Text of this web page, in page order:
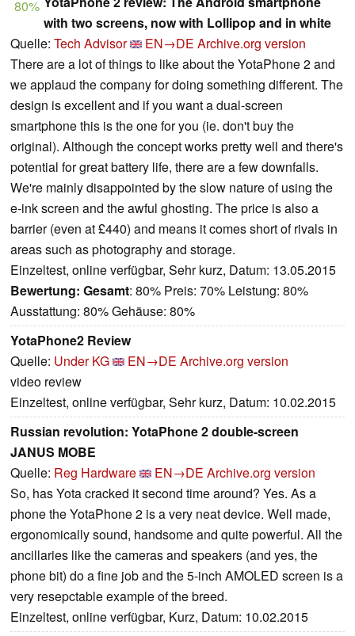
80%
with two screens, now with Lollipop and in white
Quelle: Tech Advisor EN→DE Archive.org version
There are a lot of things to like about the YotaPhone 2 and
we applaud the company for doing something different. The
design is excellent and if you want a dual-screen
smartphone this is the one for you (ie. don't buy the
original). Although the concept works pretty well and there's
potential for great battery life, there are a few downfalls.
We're mainly disappointed by the slow nature of using the
e-ink screen and the awful ghosting. The price is also a
barrier (even at £440) and means it comes short of rivals in
areas such as photography and storage.
Einzeltest, online verfügbar, Sehr kurz, Datum: 13.05.2015
Bewertung: Gesamt: 80% Preis: 70% Leistung: 80%
Ausstattung: 80% Gehäuse: 80%
YotaPhone2 Review
Quelle: Under KG EN→DE Archive.org version
video review
Einzeltest, online verfügbar, Sehr kurz, Datum: 10.02.2015
Russian revolution: YotaPhone 2 double-screen
JANUS MOBE
Quelle: Reg Hardware EN→DE Archive.org version
So, has Yota cracked it second time around? Yes. As a
phone the YotaPhone 2 is a very neat device. Well made,
ergonomically sound, handsome and quite powerful. All the
ancillaries like the cameras and speakers (and yes, the
phone bit) do a fine job and the 5-inch AMOLED screen is a
very resepctable example of the breed.
Einzeltest, online verfügbar, Kurz, Datum: 10.02.2015